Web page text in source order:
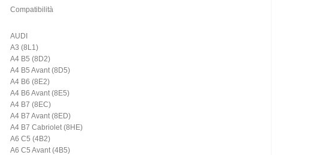
Compatibilità
AUDI
A3 (8L1)
A4 B5 (8D2)
A4 B5 Avant (8D5)
A4 B6 (8E2)
A4 B6 Avant (8E5)
A4 B7 (8EC)
A4 B7 Avant (8ED)
A4 B7 Cabriolet (8HE)
A6 C5 (4B2)
A6 C5 Avant (4B5)